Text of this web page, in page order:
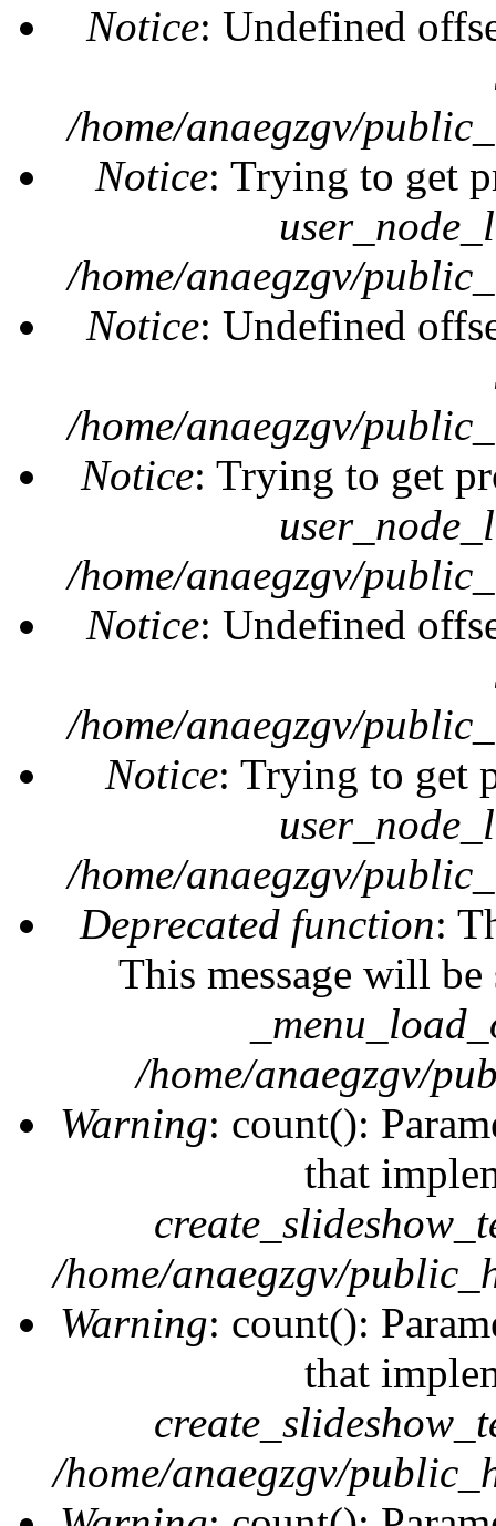
Notice: Undefined
/home/anaegzgv/
Notice: Trying to get
/home/anaegzgv/
Notice: Undefined
/home/anaegzgv/
Notice: Trying to get
/home/anaegzgv/
Notice: Undefined
/home/anaegzgv/
Notice: Trying to get
/home/anaegzgv/
Deprecated function:
This message will
/home/anaegzgv/
Warning: count():
that
/home/anaegzgv/
Warning: count():
that
/home/anaegzgv/